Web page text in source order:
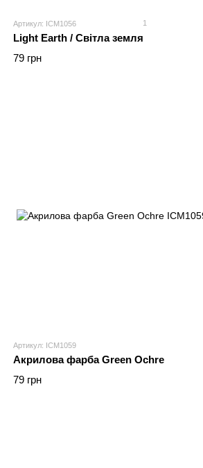
Артикул: ICM1056 1
Light Earth / Світла земля
79 грн
Артикул: ICM1059
Акрилова фарба Green Ochre
79 грн